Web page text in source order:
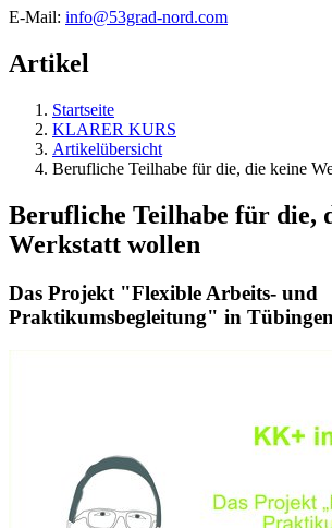
E-Mail: info@53grad-nord.com
Artikel
Startseite
KLARER KURS
Artikelübersicht
Berufliche Teilhabe für die, die keine
Berufliche Teilhabe für die,
Werkstatt wollen
Das Projekt "Flexible Arbeits- und
Praktikumsbegleitung" in Tübingen